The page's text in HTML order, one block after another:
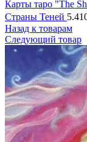
Карты таро "The
Страны Теней
Назад к товарам
Следующий товар